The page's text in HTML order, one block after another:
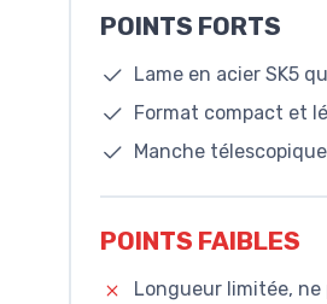
POINTS FORTS
Lame en acier SK5
Format compact et
Manche
POINTS FAIBLES
Longueur limitée,